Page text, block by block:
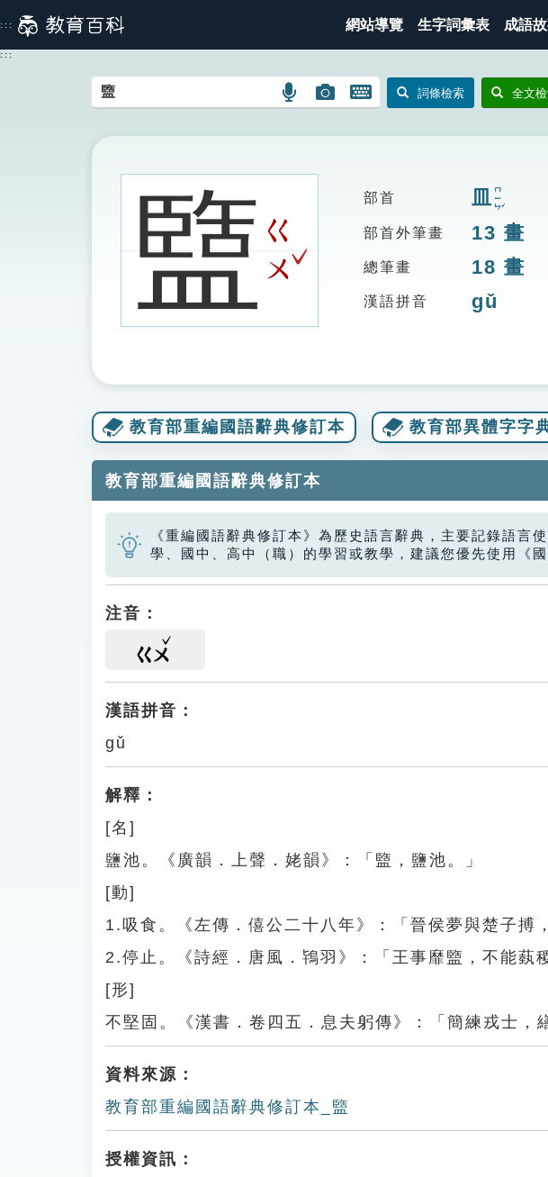
到
主
::: 網站導覽 生字詞彙表 成語
:::
語
搜
圖
圖
搜
開
鍵
示
詞條檢索 全文
盬ㄍ
ㄨ
ˇ
部首 皿 ㄇㄧㄣˇ
部首外筆畫 13 畫
總筆畫 18 畫
漢語拼音 gǔ
教育部重編國語辭典修訂本 教育部異體字字
教育部重編國語辭典修訂本
《重編國語辭典修訂本》為歷史語言辭典，主要記錄語言
學、國中、高中（職）的學習或教學，建議您優先使用《
注音：
ㄍㄨ
漢語拼音：
gǔ
解釋：
[名]
鹽池。《廣韻．上聲．姥韻》：「盬，鹽池。」
[動]
1.吸食。《左傳．僖公二十八年》：「晉侯夢與楚子搏
2.停止。《詩經．唐風．鴇羽》：「王事靡盬，不能蓺
[形]
不堅固。《漢書．卷四五．息夫躬傳》：「簡練戎士，
資料來源：
教育部重編國語辭典修訂本_盬
授權資訊：